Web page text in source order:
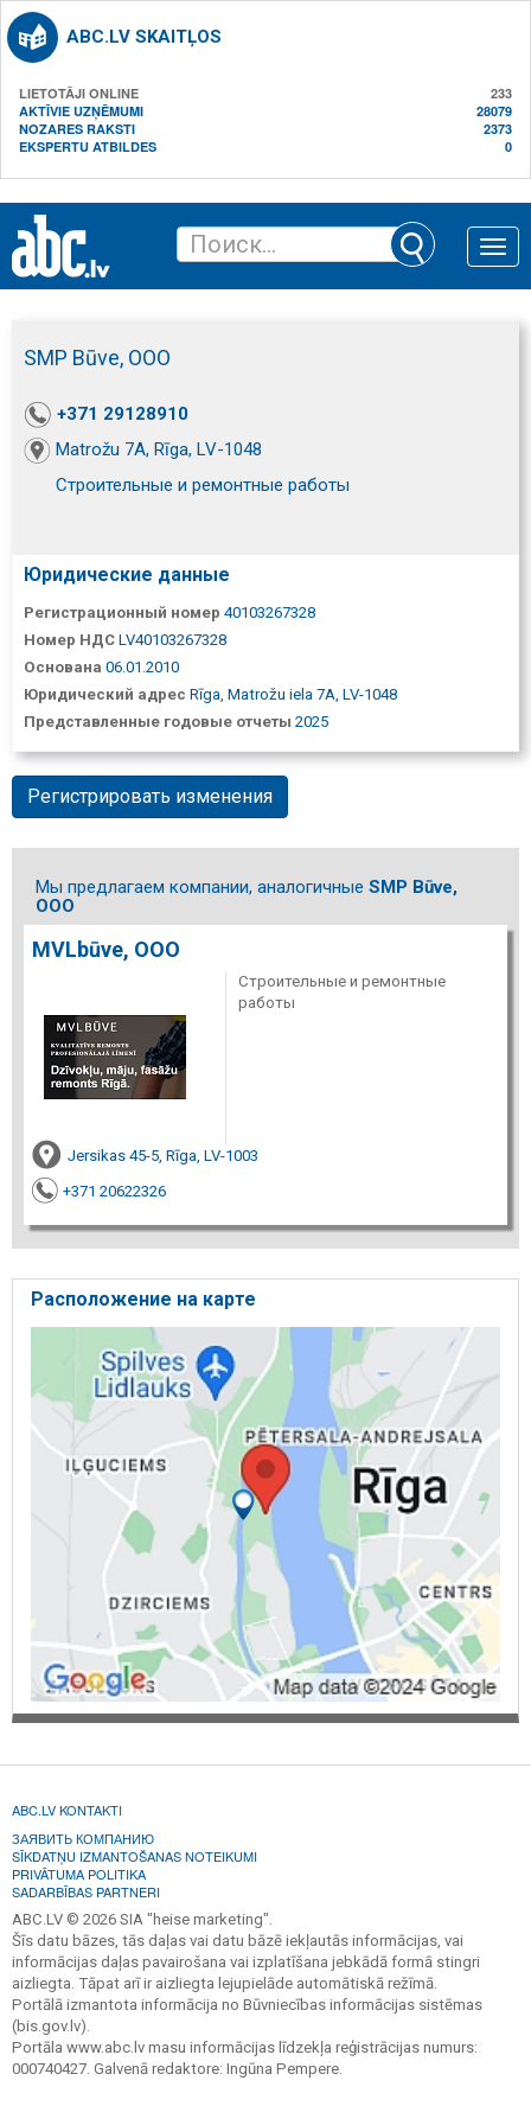
ABC.LV SKAITĻOS
LIETOTĀJI ONLINE
233
AKTĪVIE UZŅĒMUMI
28079
NOZARES RAKSTI
2373
EKSPERTU ATBILDES
0
Toggle
SMP Būve, ООО
+371 29128910
Matrožu 7A, Rīga, LV-1048
Строительные и ремонтные работы
Юридические данные
Регистрационный номер 40103267328
Номер НДС LV40103267328
Основана 06.01.2010
Юридический адрес Rīga, Matrožu iela 7A, LV-1048
Представленные годовые отчеты 2025
Регистрировать изменения
Мы предлагаем компании, аналогичные SMP Būve,
ООО
MVLbūve, ООО
Строительные и ремонтные
работы
Jersikas 45-5, Rīga, LV-1003
+371 20622326
Расположение на карте
ABC.LV KONTAKTI
ЗАЯВИТЬ КОМПАНИЮ
SĪKDATŅU IZMANTOŠANAS NOTEIKUMI
PRIVĀTUMA POLITIKA
SADARBĪBAS PARTNERI
ABC.LV © 2026 SIA "heise marketing".
Šīs datu bāzes, tās daļas vai datu bāzē iekļautās informācijas, vai
informācijas daļas pavairošana vai izplatīšana jebkādā formā stingri
aizliegta. Tāpat arī ir aizliegta lejupielāde automātiskā režīmā.
Portālā izmantota informācija no Būvniecības informācijas sistēmas
(bis.gov.lv).
Portāla www.abc.lv masu informācijas līdzekļa reģistrācijas numurs:
000740427. Galvenā redaktore: Ingūna Pempere.